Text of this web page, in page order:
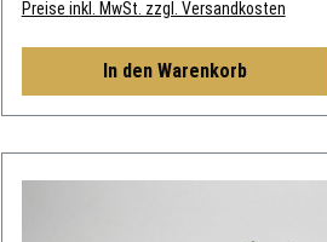
Preise inkl. MwSt. zzgl. Versandkosten
In den Warenkorb